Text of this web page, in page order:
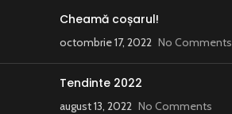
Cheamă coșarul!
octombrie 17, 2022 No Comments
Tendinte 2022
august 13, 2022 No Comments